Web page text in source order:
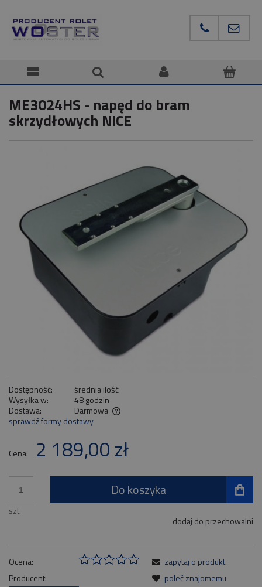
ME3024HS - napęd do bram
skrzydłowych NICE
Dostępność:
średnia ilość
Wysyłka w:
48 godzin
Dostawa:
Darmowa
Cena nie zawiera ewentualnych kosztów płatności
sprawdź formy dostawy
Cena: 2 189,00 zł
szt.
Do koszyka
dodaj do przechowalni
Ocena:
Producent:
zapytaj o produkt
poleć znajomemu